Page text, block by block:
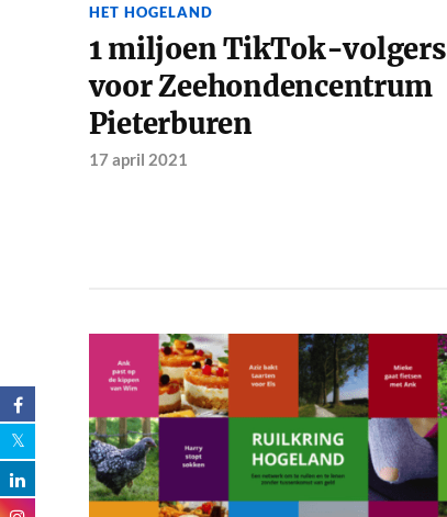
HET HOGELAND
1 miljoen TikTok-volgers
voor Zeehondencentrum
Pieterburen
17 april 2021